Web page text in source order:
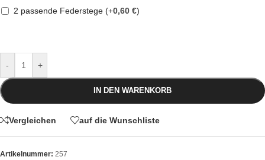
2 passende Federstege (+0,60 €)
- +
IN DEN WARENKORB
Vergleichen auf die Wunschliste
Artikelnummer: 257